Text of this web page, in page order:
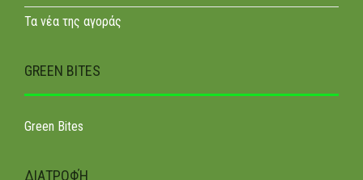
Τα νέα της αγοράς
GREEN BITES
Green Bites
ΔΙΑΤΡΟΦΉ